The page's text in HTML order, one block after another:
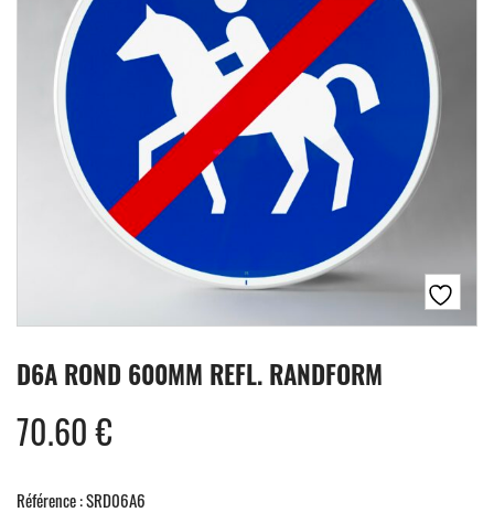
D6A ROND 600MM REFL. RANDFORM
70.60€
Référence : SRD06A6